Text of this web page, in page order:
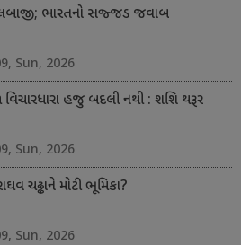
ભારતનો સજ્જડ જવાબ
Sun, 2026
હજુ બદલી નથી : શશિ થરૂર
Sun, 2026
ચઢ્ઢાને મોટી ભૂમિકા?
Sun, 2026